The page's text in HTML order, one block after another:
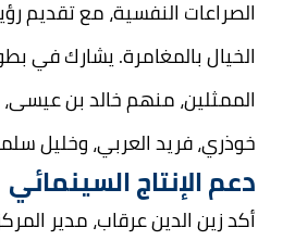
الصراعات النفسية، مع تقديم
الخيال بالمغامرة. يشارك في
الممثلين، منهم خالد بن عيسى،
خوذري، فريد العربي، وخليل
دعم الإنتاج السينمائي
أكد زين الدين عرقاب، مدير